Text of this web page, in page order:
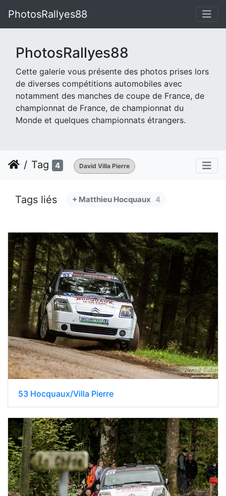
PhotosRallyes88
PhotosRallyes88
Cette galerie vous présente des photos prises lors
de diverses compétitions automobiles avec
notamment des manches de coupe de France, de
championnat de France, de championnat du
Monde et quelques championnats étrangers.
Tag 4 David Villa Pierre
Tags liés + Matthieu Hocquaux 4
53 Hocquaux/Villa Pierre